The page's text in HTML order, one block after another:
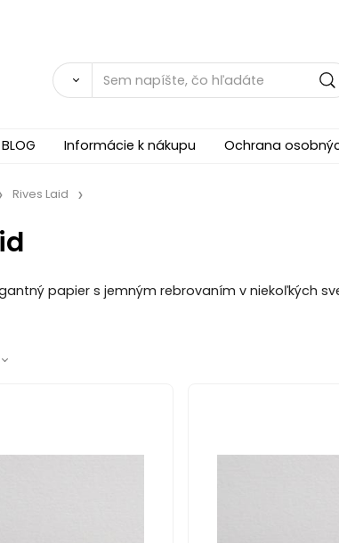
BLOG Informácie k nákupu Ochrana
Rives Laid
papier s jemným rebrovaním v niekoľkých